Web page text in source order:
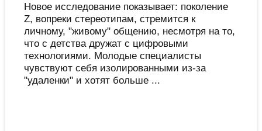
Новое исследование показывает: поколение
Z, вопреки стереотипам, стремится к
личному, "живому" общению, несмотря на то,
что с детства дружат с цифровыми
технологиями. Молодые специалисты
чувствуют себя изолированными из-за
"удаленки" и хотят больше ...